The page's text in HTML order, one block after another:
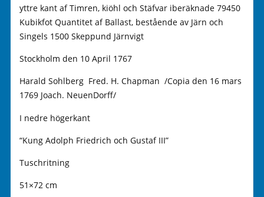
yttre kant af Timren, kiöhl och Stäfvar iberäknade 79450
Kubikfot Quantitet af Ballast, bestående av Järn och
Singels 1500 Skeppund Järnvigt
Stockholm den 10 April 1767
Harald Sohlberg Fred. H. Chapman /Copia den 16 mars
1769 Joach. NeuenDorff/
I nedre högerkant
“Kung Adolph Friedrich och Gustaf III”
Tuschritning
51×72 cm